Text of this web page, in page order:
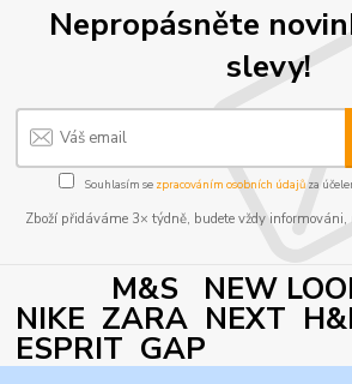
Nepropásněte
slevy!
Souhlasím se zpracováním osobních údajůza
Zboží přidáváme 3× týdně, budete vždy
M&S NEW
NIKE ZARA NEXT
ESPRIT GAP